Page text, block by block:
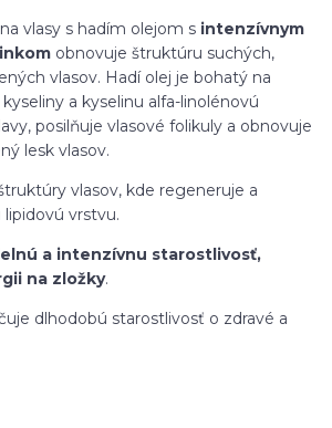
vlasy s hadím olejom s intenzívnym
obnovuje štruktúru suchých,
vlasov. Hadí olej je bohatý na
a kyselinu alfa-linolénovú
posilňuje vlasové folikuly a obnovuje
lesk vlasov.
vlasov, kde regeneruje a
vrstvu.
a intenzívnu starostlivosť,
na zložky.
dlhodobú starostlivosť o zdravé a